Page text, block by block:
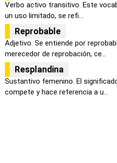
Verbo activo transitivo. Este
un uso limitado, se refi...
Reprobable
Adjetivo. Se entiende por
merecedor de reprobación, ce...
Resplandina
Sustantivo femenino. El
compete y hace referencia a u...